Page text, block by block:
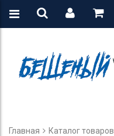
Главная
Каталог товаров